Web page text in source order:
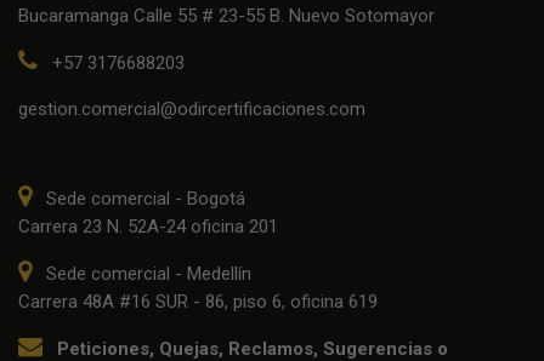
Bucaramanga Calle 55 # 23-55 B. Nuevo Sotomayor
+57 3176688203
gestion.comercial@odircertificaciones.com
Sede comercial - Bogotá
Carrera 23 N. 52A-24 oficina 201
Sede comercial - Medellín
Carrera 48A #16 SUR - 86, piso 6, oficina 619
Peticiones, Quejas, Reclamos, Sugerencias o